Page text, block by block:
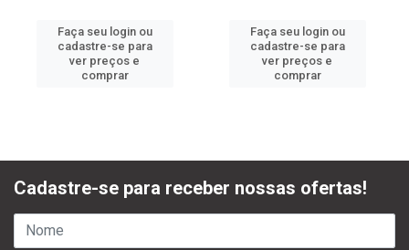
Faça seu login ou
cadastre-se para
ver preços e
comprar
Faça seu login ou
cadastre-se para
ver preços e
comprar
Cadastre-se para receber nossas ofertas!